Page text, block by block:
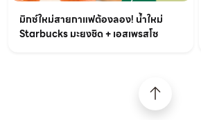
มิกซ์ใหม่สายกาแฟต้องลอง! น้ำใหม่
Starbucks มะยงชิด + เอสเพรสโซ